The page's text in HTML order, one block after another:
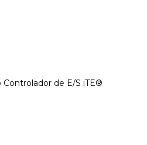
Controlador de E/S iTE®